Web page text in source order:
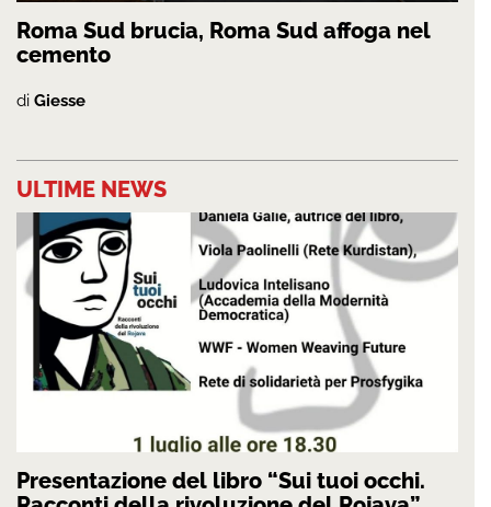
Roma Sud brucia, Roma Sud affoga nel
cemento
di Giesse
ULTIME NEWS
Presentazione del libro “Sui tuoi occhi.